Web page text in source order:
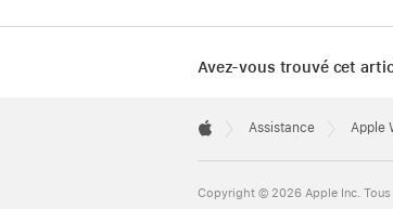
Avez-vous trouvé cet
Footer

Assistance Apple
Copyright © 2026 Apple Inc.